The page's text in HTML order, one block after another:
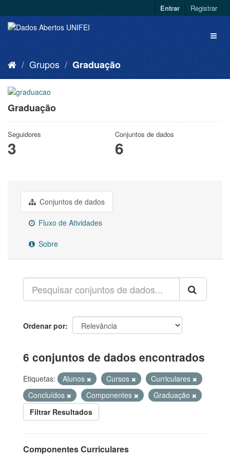
Entrar Registrar
Grupos Graduação
Graduação
Seguidores
3
Conjuntos de dados
6
Conjuntos de dados
Fluxo de Atividades
Sobre
Ordenar por
6 conjuntos de dados encontrados
Etiquetas: Alunos Cursos
Curriculares
Concluídos
Componentes
Graduação
Filtrar Resultados
Componentes Curriculares